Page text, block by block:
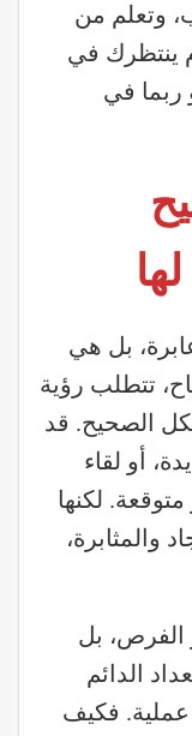
وتعلم من
ينتظرك في
ربما في
بل هي
تتطلب رؤية
الصحيح. قد
أو لقاء
لكنها
والمثابرة،
الفرص، بل
الدائم
عملية. فكيف